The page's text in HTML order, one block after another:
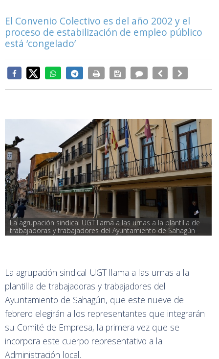
El Convenio Colectivo es del año 2002 y el
proceso de estabilización de empleo público
está ‘congelado’
La agrupación sindical UGT llama a las urnas a la plantilla de
trabajadoras y trabajadores del Ayuntamiento de Sahagún
La agrupación sindical UGT llama a las urnas a la
plantilla de trabajadoras y trabajadores del
Ayuntamiento de Sahagún, que este nueve de
febrero elegirán a los representantes que integrarán
su Comité de Empresa, la primera vez que se
incorpora este cuerpo representativo a la
Administración local.